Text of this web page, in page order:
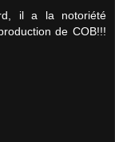
il a la notoriété
de COB!!!